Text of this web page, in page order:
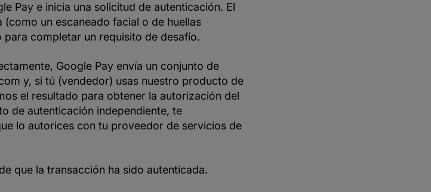
Pay e inicia una solicitud de autenticación. El
un escaneado facial o de huellas
completar un requisito de desafío.
Google Pay envía un conjunto de
y, si tú (vendedor) usas nuestro producto de
el resultado para obtener la autorización del
de autenticación independiente, te
lo autorices con tu proveedor de servicios de
que la transacción ha sido autenticada.